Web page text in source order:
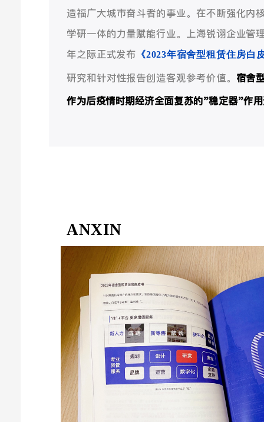
造福广大城市奋斗者的事业。在不断强化内
学研一体的力量赋能行业。上海锐诩企业管
年之际正式发布 《2023年宿舍型租赁住房白
研究和针对性报告创造客观参考价值。 宿舍
作为后疫情时期经济全面复苏的"稳定器"作
ANXIN